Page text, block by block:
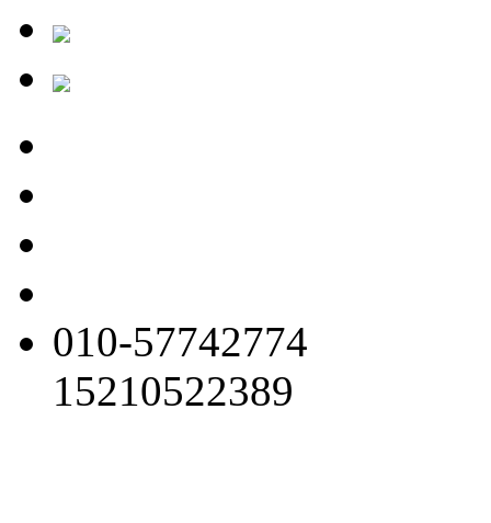
010-57742774
15210522389